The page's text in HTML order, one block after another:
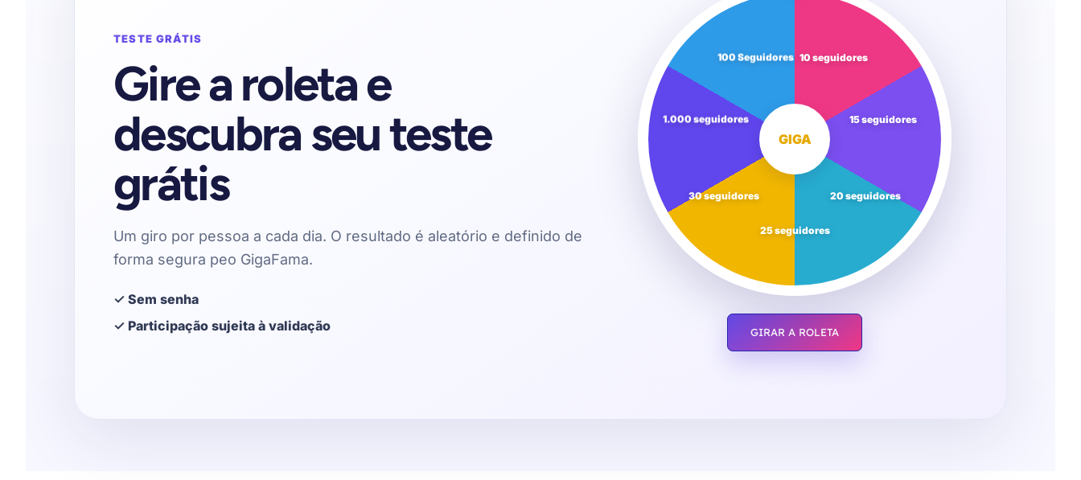
TESTE GRÁTIS
Gire a roleta e
descubra seu teste
grátis
Um giro por pessoa a cada dia. O resultado é aleatório e definido de
forma segura peo GigaFama.
✓ Sem senha
✓ Participação sujeita à validação
10 seguidores
15 seguidores
20 seguidores
25 seguidores
30 seguidores
1.000 seguidores
100 Seguidores
GIGA
GIRAR A ROLETA